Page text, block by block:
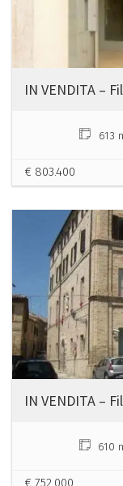
IN VENDITA –
613
€ 803.400
IN VENDITA –
610
€ 752.000